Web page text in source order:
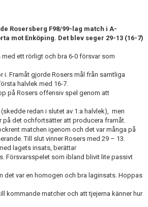
Rosersberg F98/99-lag match i A-
mot Enköping. Det blev seger 29-13 (16-7)
ett rörligt och bra 6-0 försvar som
i. Framåt gjorde Rosers mål från samtliga
halvlek med 16-7.
på Rosers offensiv spel genom att
redan i slutet av 1:a halvlek), men
på det ochfortsätter att producera framåt.
matchen igenom och det var många på
Till slut vinner Rosers med 29 – 13.
lagets insats, berättar
Försvarsspelet som ibland blivit lite passivt
det var en homogen och bra laginsats. Hoppas
kommande matcher och att tjejerna känner hur